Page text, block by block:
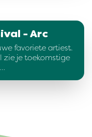
- Arc
favoriete artiest.
zie je toekomstige